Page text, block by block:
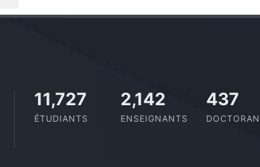
11,727
ÉTUDIANTS
2,142
ENSEIGNANTS
437